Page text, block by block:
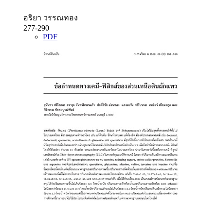
อริยา วรรณทอง
277-290
PDF